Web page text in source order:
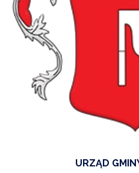
URZĄD